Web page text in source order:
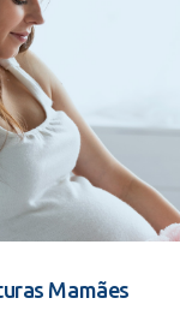
Mamães